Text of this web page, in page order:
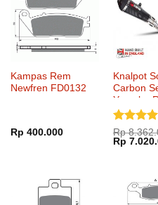
Kampas Rem
Newfren FD0132
Rp 400.000
Knalpot
Carbon
Yamaha
Full
Dinilai5
dari 5
Rp
Harga
aslinya
Rp